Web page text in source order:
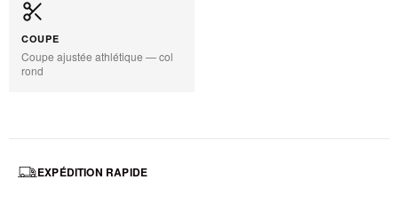
COUPE
Coupe ajustée athlétique — col
rond
EXPÉDITION RAPIDE